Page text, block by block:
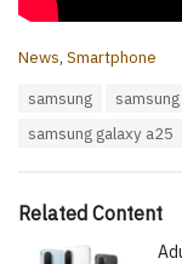
C
i
News, Smartphone
samsung
samsung galaxy a25
Related Content